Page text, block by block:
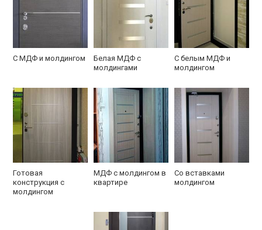
С МДФ и молдингом
Белая МДФ с
молдингами
С белым МДФ и
молдингом
Готовая
конструкция с
молдингом
МДФ с молдингом в
квартире
Со вставками
молдингом